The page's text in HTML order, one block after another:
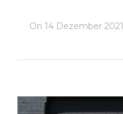
On 14 Dezember 2021